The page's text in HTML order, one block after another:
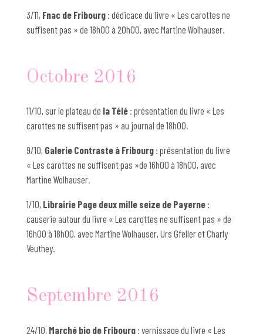
3/11, Fnac de Fribourg: dédicace du livre « Les carottes ne
suffisent pas » de 18h00 à 20h00, avec Martine Wolhauser.
Octobre 2016
11/10, sur le plateau de la Télé : présentation du livre « Les
carottes ne suffisent pas » au journal de 18h00.
9/10, Galerie Contraste à Fribourg: présentation du livre
« Les carottes ne suffisent pas »de 16h00 à 18h00, avec
Martine Wolhauser.
1/10, Librairie Page deux mille seize de Payerne:
causerie autour du livre « Les carottes ne suffisent pas » de
16h00 à 18h00, avec Martine Wolhauser, Urs Gfeller et Charly
Veuthey.
Septembre 2016
24/10, Marché bio de Fribourg: vernissage du livre « Les